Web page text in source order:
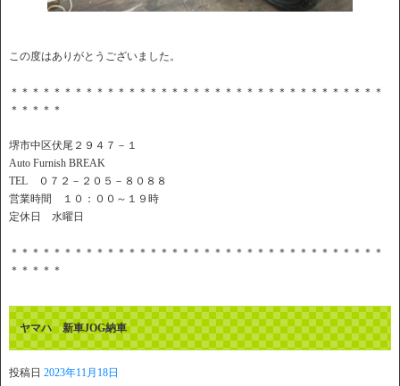
この度はありがとうございました。
＊＊＊＊＊＊＊＊＊＊＊＊＊＊＊＊＊＊＊＊＊＊＊＊＊＊＊＊＊＊＊＊＊＊＊
＊＊＊＊＊
堺市中区伏尾２９４７－１
Auto Furnish BREAK
TEL ０７２－２０５－８０８８
営業時間 １０：００～１９時
定休日 水曜日
＊＊＊＊＊＊＊＊＊＊＊＊＊＊＊＊＊＊＊＊＊＊＊＊＊＊＊＊＊＊＊＊＊＊＊
＊＊＊＊＊
ヤマハ 新車JOG納車
投稿日 2023年11月18日